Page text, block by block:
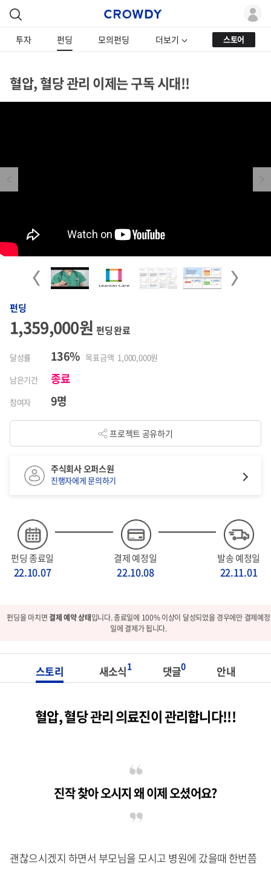
투자 펀딩 모의펀딩 더보기 스토어
혈압, 혈당 관리 이제는 구독 시대!!
Previous Next
Previous Next
펀딩
1,359,000원펀딩 완료
달성률 136% 목표금액 1,000,000원
남은기간
종료
참여자 9명
프로젝트 공유하기
펀딩 종료일
22.10.07
결제 예정일
22.10.08
발송 예정일
22.11.01
주식회사 오퍼스원
진행자에게 문의하기
펀딩을 마치면결제 예약 상태입니다. 종료일에 100% 이상이 달성되었을 경우에만 결제예정
일에 결제가 됩니다.
스토리 새소식1 댓글0 안내
혈압, 혈당 관리 의료진이 관리합니다!!!
진작 찾아 오시지 왜 이제 오셨어요?
괜찮으시겠지 하면서 부모님을 모시고 병원에 갔을때 한번쯤